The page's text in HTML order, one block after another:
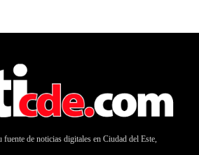
de noticias digitales en Ciudad del Este,